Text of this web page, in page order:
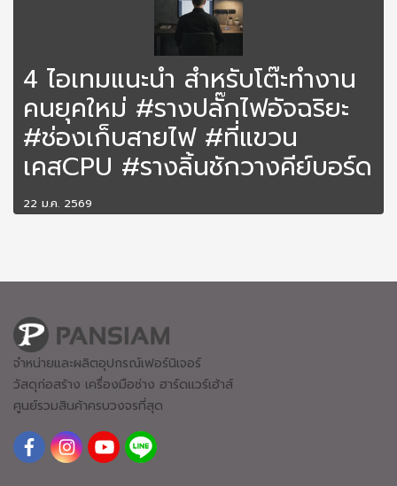
4 ไอเทมแนะนำ สำหรับโต๊ะทำงาน
คนยุคใหม่ #รางปลั๊กไฟอัจฉริยะ
#ช่องเก็บสายไฟ #ที่แขวน
เคสCPU #รางลิ้นชักวางคีย์บอร์ด
22 ม.ค. 2569
จำหน่ายและผลิตอุปกรณ์เฟอร์นิเจอร์
วัสดุก่อสร้าง เครื่องมือช่าง ฮาร์ดแวร์เฮ้าส์
ศูนย์รวมสินค้าครบวงจรที่สุด